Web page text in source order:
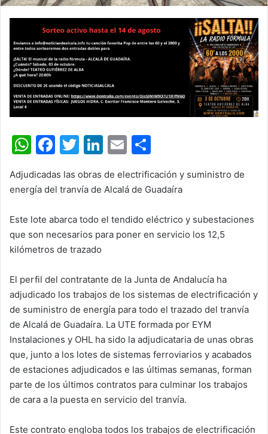
W
at
s
A
p
p
F
c
b
o
o
k
T
itt
Li
k
dI
n
E
ai m
ar
tir
Adjudicadas las obras de electrificación y suministro de
energía del tranvía de Alcalá de Guadaíra
Este lote abarca todo el tendido eléctrico y subestaciones
que son necesarios para poner en servicio los 12,5
kilómetros de trazado
El perfil del contratante de la Junta de Andalucía ha
adjudicado los trabajos de los sistemas de electrificación y
de suministro de energía para todo el trazado del tranvía
de Alcalá de Guadaíra. La UTE formada por EYM
Instalaciones y OHL ha sido la adjudicataria de unas obras
que, junto a los lotes de sistemas ferroviarios y acabados
de estaciones adjudicados e las últimas semanas, forman
parte de los últimos contratos para culminar los trabajos
de cara a la puesta en servicio del tranvía.
Este contrato engloba todos los trabajos de electrificación